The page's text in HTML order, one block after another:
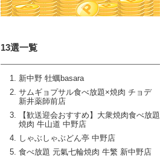
13選一覧
新中野 牡蠣basara
サムギョプサル食べ放題×焼肉 チョデ
新井薬師前店
【歓送迎会おすすめ】大衆焼肉食べ放題
焼肉 牛山道 中野店
しゃぶしゃぶどん亭 中野店
食べ放題 元氣七輪焼肉 牛繁 新中野店